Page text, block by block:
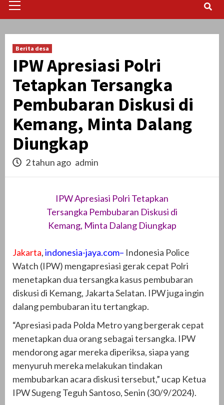
Menu
Berita desa
IPW Apresiasi Polri
Tetapkan Tersangka
Pembubaran Diskusi di
Kemang, Minta Dalang
Diungkap
2 tahun ago admin
IPW Apresiasi Polri Tetapkan
Tersangka Pembubaran Diskusi di
Kemang, Minta Dalang Diungkap
Jakarta,indonesia-jaya.com– Indonesia Police
Watch (IPW) mengapresiasi gerak cepat Polri
menetapkan dua tersangka kasus pembubaran
diskusi di Kemang, Jakarta Selatan. IPW juga ingin
dalang pembubaran itu tertangkap.
“Apresiasi pada Polda Metro yang bergerak cepat
menetapkan dua orang sebagai tersangka. IPW
mendorong agar mereka diperiksa, siapa yang
menyuruh mereka melakukan tindakan
membubarkan acara diskusi tersebut,” ucap Ketua
IPW Sugeng Teguh Santoso, Senin (30/9/2024).